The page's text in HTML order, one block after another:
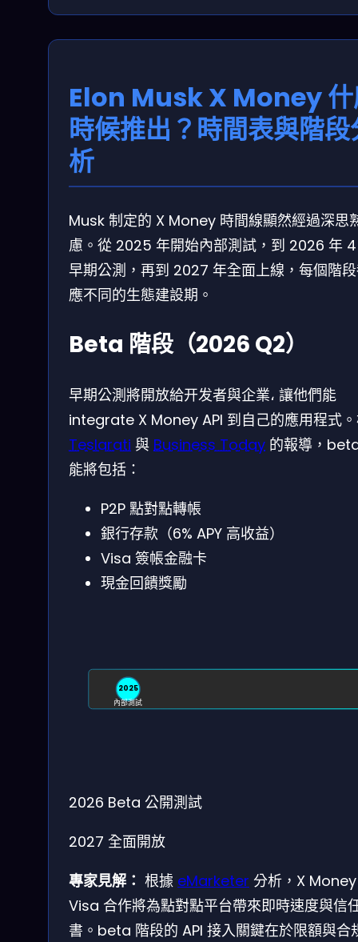
Elon Musk X Money
時候推出？時間表與階段
析
Musk 制定的 X Money 時間線顯然經過深思
慮。從 2025 年開始內部測試，到 2026 年
早期公測，再到 2027 年全面上線，每個階
應不同的生態建設期。
Beta 階段（2026 Q2）
早期公測將開放給开发者與企業، 讓他們能
integrate X Money API 到自己的應用程式
Teslarati 與 Business Today 的報導，
能將包括：
P2P 點對點轉帳
銀行存款（6% APY 高收益）
Visa 簽帳金融卡
現金回饋獎勵
2025
內部測試
2026 Beta 公開測試
2027 全面開放
專家見解： 根據 eMarketer 分析，X
Visa 合作將為點對點平台帶來即時速度與信
書。beta 階段的 API 接入關鍵在於限額與合